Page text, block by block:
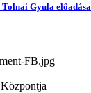
Gyula előadása